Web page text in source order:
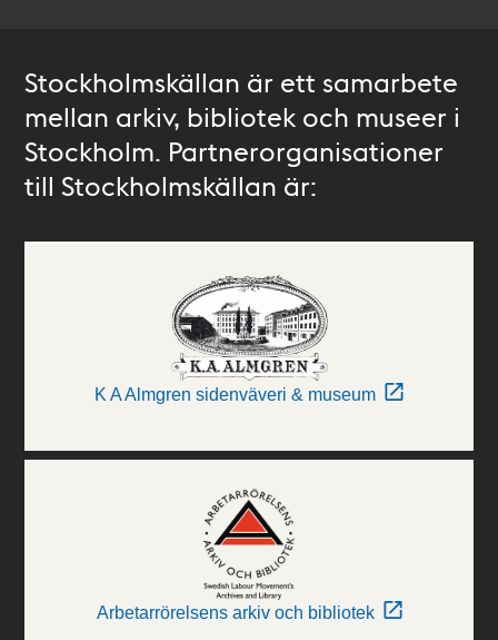
Stockholmskällan är ett samarbete
mellan arkiv, bibliotek och museer i
Stockholm. Partnerorganisationer
till Stockholmskällan är:
K A Almgren sidenväveri & museum
Arbetarrörelsens arkiv och bibliotek